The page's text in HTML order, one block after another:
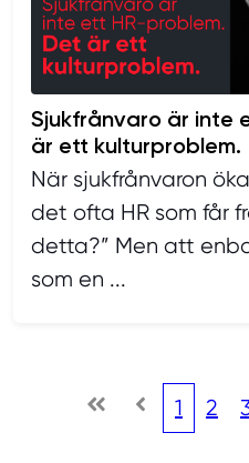
Sjukfrånvaro är inte
är ett kulturproblem.
När sjukfrånvaron
det ofta HR som får
detta?” Men att
som en ...
1 2